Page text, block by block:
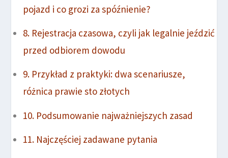
pojazd i co grozi za spóźnienie?
Rejestracja czasowa, czyli jak legalnie jeździć
przed odbiorem dowodu
Przykład z praktyki: dwa scenariusze,
różnica prawie sto złotych
Podsumowanie najważniejszych zasad
Najczęściej zadawane pytania